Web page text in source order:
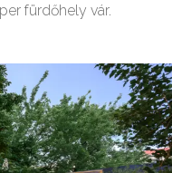
fürdőhely vár.